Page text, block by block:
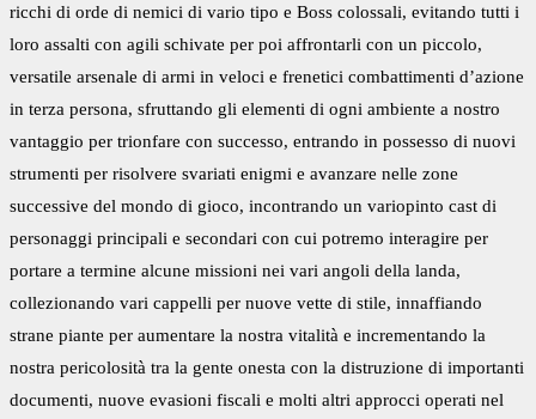
ricchi di orde di nemici di vario tipo e Boss colossali, evitando tutti i
loro assalti con agili schivate per poi affrontarli con un piccolo,
versatile arsenale di armi in veloci e frenetici combattimenti d’azione
in terza persona, sfruttando gli elementi di ogni ambiente a nostro
vantaggio per trionfare con successo, entrando in possesso di nuovi
strumenti per risolvere svariati enigmi e avanzare nelle zone
successive del mondo di gioco, incontrando un variopinto cast di
personaggi principali e secondari con cui potremo interagire per
portare a termine alcune missioni nei vari angoli della landa,
collezionando vari cappelli per nuove vette di stile, innaffiando
strane piante per aumentare la nostra vitalità e incrementando la
nostra pericolosità tra la gente onesta con la distruzione di importanti
documenti, nuove evasioni fiscali e molti altri approcci operati nel